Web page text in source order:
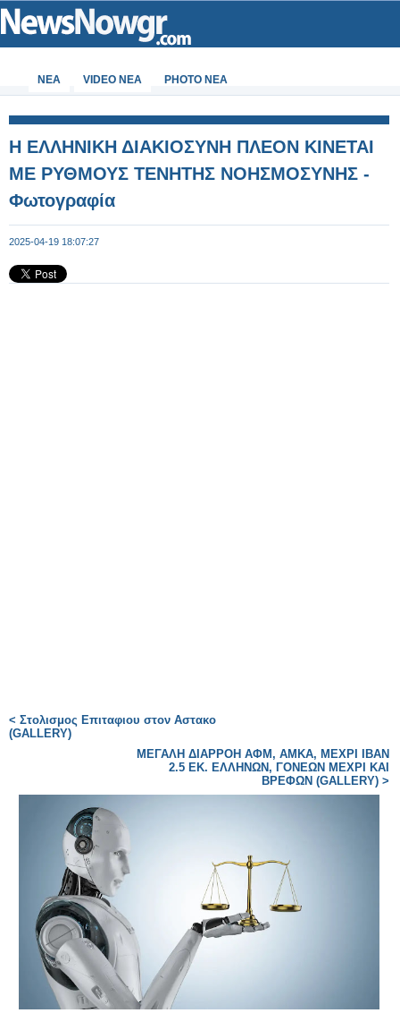
ΝΕΑ VIDEO NEA PHOTO NEA
Η ΕΛΛΗΝΙΚΗ ΔΙΑΚΙΟΣΥΝΗ ΠΛΕΟΝ ΚΙΝΕΤΑΙ
ΜΕ ΡΥΘΜΟΥΣ ΤΕΝΗΤΗΣ ΝΟΗΣΜΟΣΥΝΗΣ -
Φωτογραφία
2025-04-19 18:07:27
< Στολισμος Επιταφιου στον Αστακο
(GALLERY)
ΜΕΓΑΛΗ ΔΙΑΡΡΟΗ ΑΦΜ, ΑΜΚΑ, ΜΕΧΡΙ IBAN
2.5 ΕΚ. ΕΛΛΗΝΩΝ, ΓΟΝΕΩΝ ΜΕΧΡΙ ΚΑΙ
ΒΡΕΦΩΝ (GALLERY) >